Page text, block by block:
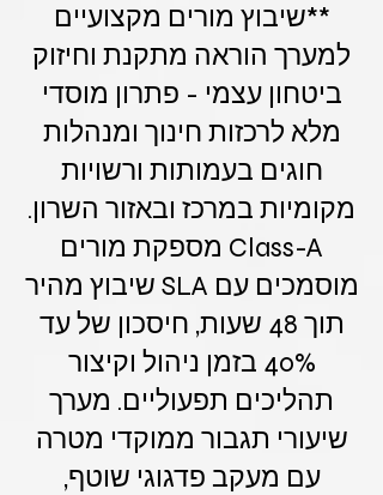
**שיבוץ מורים מקצועיים
למערך הוראה מתקנת וחיזוק
ביטחון עצמי - פתרון מוסדי
מלא לרכזות חינוך ומנהלות
חוגים בעמותות ורשויות
מקומיות במרכז ובאזור השרון.
Class-A מספקת מורים
מוסמכים עם SLA שיבוץ מהיר
תוך 48 שעות, חיסכון של עד
40% בזמן ניהול וקיצור
תהליכים תפעוליים. מערך
שיעורי תגבור ממוקדי מטרה
עם מעקב פדגוגי שוטף,